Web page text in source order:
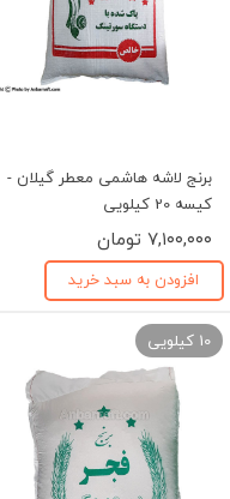
برنج لاشه هاشمی معطر گیلان -
کیسه 20 کیلویی
۷,۱۰۰,۰۰۰ تومان
افزودن به سبد خرید
10 کیلویی